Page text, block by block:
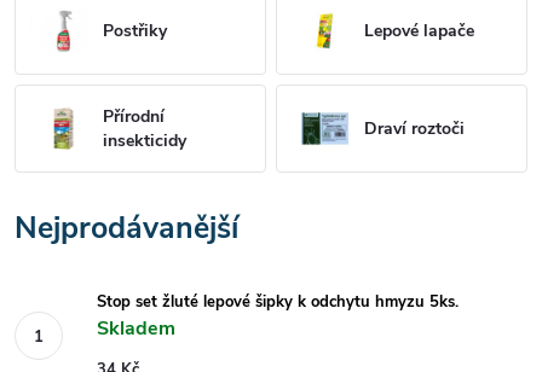
Postřiky Lepové lapače
Přírodní
insekticidy
Draví roztoči
Nejprodávanější
Stop set žluté lepové šipky k odchytu hmyzu 5ks.
Skladem